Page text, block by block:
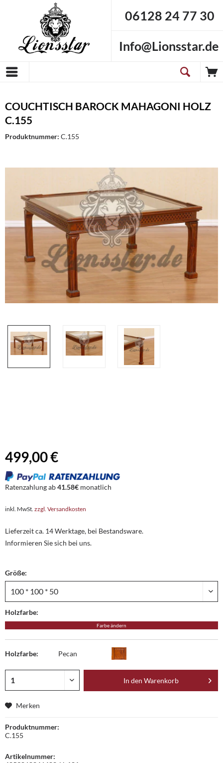
06128 24 77 30
Info@Lionsstar.de
COUCHTISCH BAROCK MAHAGONI HOLZ
C.155
Produktnummer: C.155
499,00 €
Ratenzahlung ab41.58€ monatlich
inkl. MwSt. zzgl. Versandkosten
Lieferzeit ca. 14 Werktage, bei Bestandsware.
Informieren Sie sich bei uns.
Größe:
Holzfarbe:
Farbe ändern
Holzfarbe: Pecan
In den Warenkorb
Merken
Produktnummer:
C.155
Artikelnummer: